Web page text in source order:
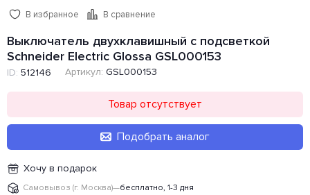
В избранное В сравнение
Выключатель двухклавишный с подсветкой
Schneider Electric Glossa GSL000153
ID: 512146 Артикул: GSL000153
Товар отсутствует
Подобрать аналог
Хочу в подарок
Самовывоз (г. Москва)—бесплатно, 1-3 дня